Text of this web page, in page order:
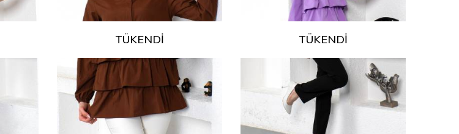
TÜKENDI TÜKENDI